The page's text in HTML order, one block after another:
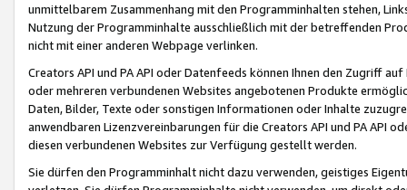
unmittelbarem Zusammenhang mit den Programminhalten stehen,
Nutzung der Programminhalte ausschließlich mit der betreffenden
nicht mit einer anderen Webpage verlinken.
Creators API und PA API oder Datenfeeds können Ihnen den Zugriff
oder mehreren verbundenen Websites angebotenen Produkte
Daten, Bilder, Texte oder sonstigen Informationen oder Inhalte
anwendbaren Lizenzvereinbarungen für die Creators API und PA API
diesen verbundenen Websites zur Verfügung gestellt werden.
Sie dürfen den Programminhalt nicht dazu verwenden, geistiges